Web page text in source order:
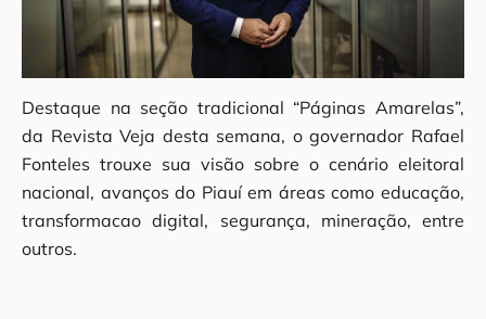
Destaque na seção tradicional “Páginas Amarelas”,
da Revista Veja desta semana, o governador Rafael
Fonteles trouxe sua visão sobre o cenário eleitoral
nacional, avanços do Piauí em áreas como educação,
transformacao digital, segurança, mineração, entre
outros.